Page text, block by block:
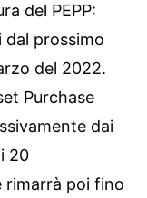
del PEPP:
dal prossimo
del 2022.
Purchase
dai
20
rimarrà poi fino